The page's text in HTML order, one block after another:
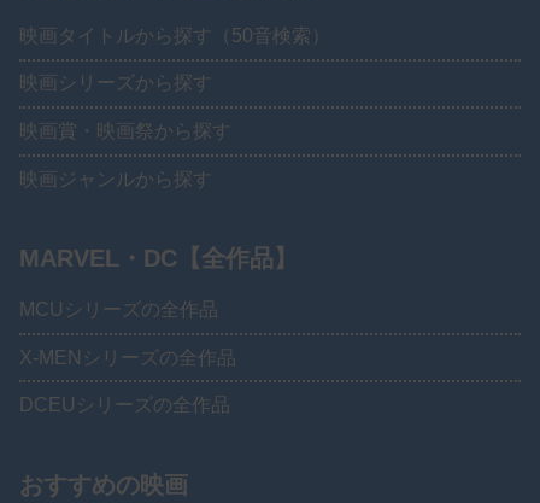
映画タイトルから探す（50音検索）
映画シリーズから探す
映画賞・映画祭から探す
映画ジャンルから探す
MARVEL・DC【全作品】
MCUシリーズの全作品
X-MENシリーズの全作品
DCEUシリーズの全作品
おすすめの映画